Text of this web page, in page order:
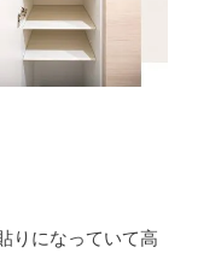
りになっていて高